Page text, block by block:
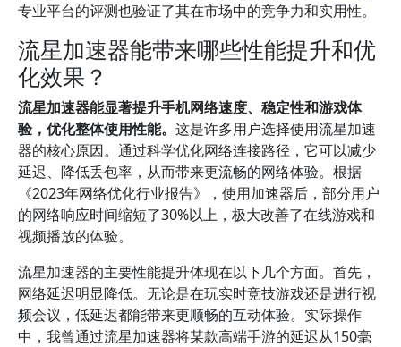
专业平台的评测也验证了其在市场中的竞争力和实用性。
流星加速器能带来哪些性能提升和优
化效果？
流星加速器能显著提升手机网络速度、稳定性和游戏体
验，优化整体使用性能。 这是许多用户选择使用流星加速
器的核心原因。通过科学优化网络连接路径，它可以减少
延迟、降低丢包率，从而带来更流畅的网络体验。根据
《2023年网络优化行业报告》，使用加速器后，部分用户
的网络响应时间缩短了30%以上，极大改善了在线游戏和
视频播放的体验。
流星加速器的主要性能提升体现在以下几个方面。首先，
网络延迟明显降低。无论是在玩实时竞技游戏还是进行视
频会议，低延迟都能带来更顺畅的互动体验。实际操作
中，我曾通过流星加速器将某款高端手游的延迟从150毫